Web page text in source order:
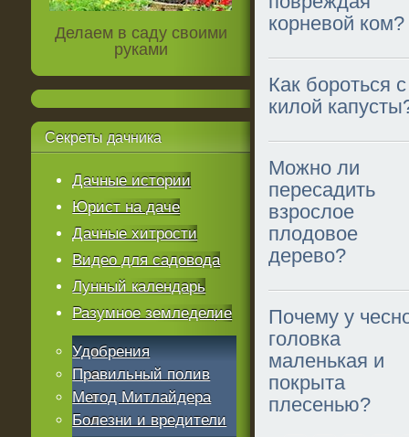
корневой ком?
Как бороться с
килой
Можно ли
пересадить
взрослое
плодовое
дерево?
Почему у
головка
маленькая и
покрыта
плесенью?
Делаем в саду своими
руками
Секреты дачника
Дачные истории
Юрист на даче
Дачные хитрости
Видео для садовода
Лунный календарь
Разумное земледелие
Удобрения
Правильный полив
Метод Митлайдера
Болезни и вредители